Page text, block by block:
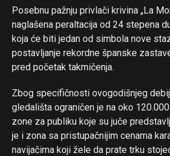
Posebnu pažnju privlači krivina „La
naglašena peraltacija od 24 stepena
koja će biti jedan od simbola nove
postavljanje rekordne španske
pred početak takmičenja.
Zbog specifičnosti ovogodišnjeg
gledališta ograničen je na oko
zone za publiku koje su juče
je i zona sa pristupačnijim cenama
navijačima koji žele da prate trku